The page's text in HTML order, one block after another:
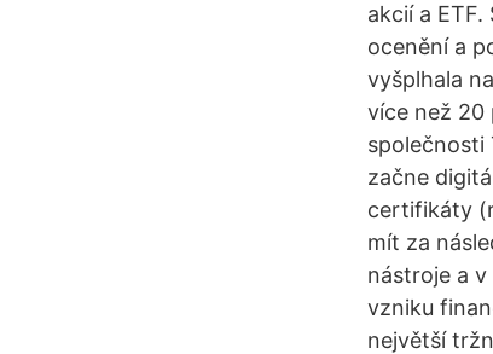
akcií a
ocenění a
vyšplhala
více než 20
společnosti
začne
certifikáty
mít za
nástroje a
vzniku
největší